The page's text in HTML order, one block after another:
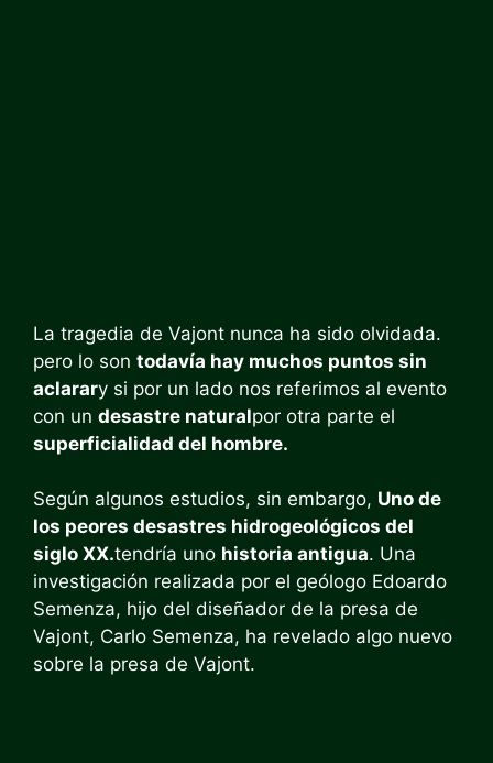
La tragedia de Vajont nunca ha sido olvidada.
pero lo son todavía hay muchos puntos sin
aclarary si por un lado nos referimos al evento
con un desastre naturalpor otra parte el
superficialidad del hombre.
Según algunos estudios, sin embargo, Uno de
los peores desastres hidrogeológicos del
siglo XX.tendría uno historia antigua. Una
investigación realizada por el geólogo Edoardo
Semenza, hijo del diseñador de la presa de
Vajont, Carlo Semenza, ha revelado algo nuevo
sobre la presa de Vajont.